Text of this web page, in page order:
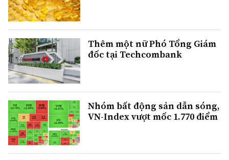
Thêm một nữ Phó Tổng Giám
đốc tại Techcombank
Nhóm bất động sản dẫn sóng,
VN-Index vượt mốc 1.770 điểm